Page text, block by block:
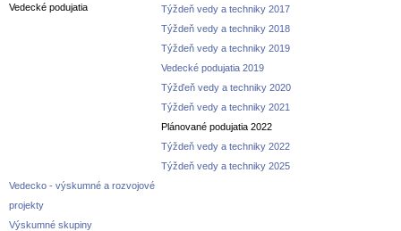
Vedecké podujatia
Týždeň vedy a techniky 2017
Týždeň vedy a techniky 2018
Týždeň vedy a techniky 2019
Vedecké podujatia 2019
Týžďeň vedy a techniky 2020
Týždeň vedy a techniky 2021
Plánované podujatia 2022
Týždeň vedy a techniky 2022
Týždeň vedy a techniky 2025
Vedecko - výskumné a rozvojové
projekty
Výskumné skupiny